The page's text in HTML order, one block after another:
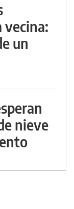
vecina:
un
nieve